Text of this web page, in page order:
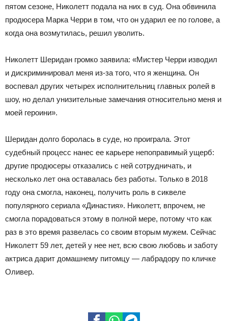
пятом сезоне, Николетт подала на них в суд. Она обвинила
продюсера Марка Черри в том, что он ударил ее по голове, а
когда она возмутилась, решил уволить.
Николетт Шеридан громко заявила: «Мистер Черри изводил
и дискриминировал меня из-за того, что я женщина. Он
воспевал других четырех исполнительниц главных ролей в
шоу, но делал унизительные замечания относительно меня и
моей героини».
Шеридан долго боролась в суде, но проиграла. Этот
судебный процесс нанес ее карьере непоправимый ущерб:
другие продюсеры отказались с ней сотрудничать, и
несколько лет она оставалась без работы. Только в 2018
году она смогла, наконец, получить роль в сиквеле
популярного сериала «Династия». Николетт, впрочем, не
смогла порадоваться этому в полной мере, потому что как
раз в это время развелась со своим вторым мужем. Сейчас
Николетт 59 лет, детей у нее нет, всю свою любовь и заботу
актриса дарит домашнему питомцу — лабрадору по кличке
Оливер.